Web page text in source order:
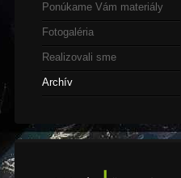
Ponúkame Vám materiály
Fotogaléria
Realizovali sme
Archív